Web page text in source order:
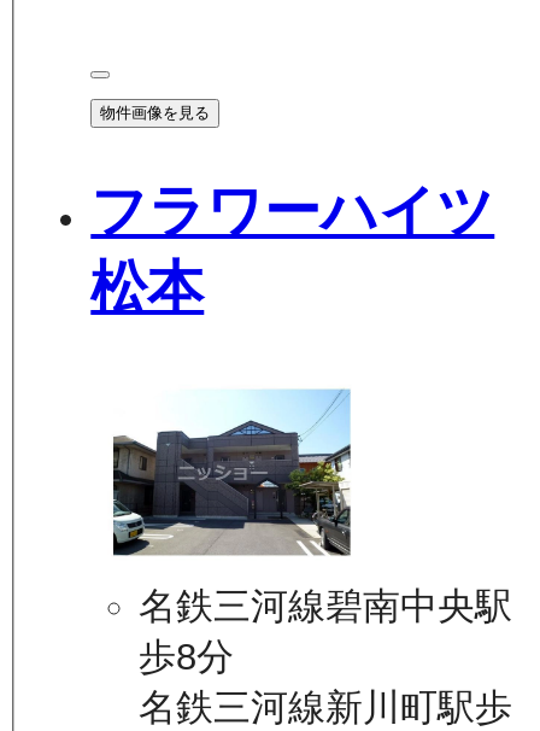
物件画像を見る
フラワーハイツ
松本
名鉄三河線碧南中央駅
歩8分
名鉄三河線新川町駅歩